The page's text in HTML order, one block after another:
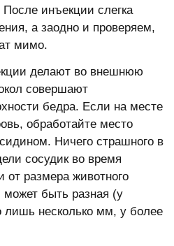
инъекции слегка
а заодно и проверяем,
мимо.
делают во внешнюю
совершают
бедра. Если на месте
обработайте место
Ничего страшного в
сосудик во время
от размера животного
может быть разная (у
лишь несколько мм, у более